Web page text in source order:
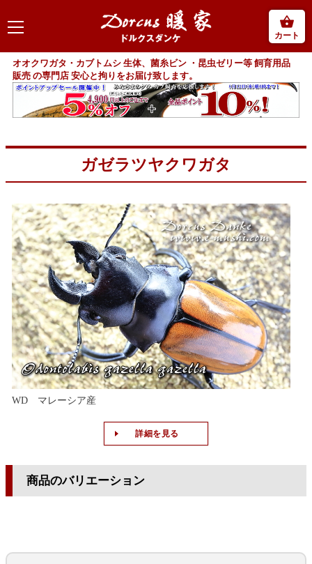
カート
オオクワガタ・カブトムシ 生体、菌糸ビン ・昆虫ゼリー等 飼育用品
販売 の専門店 安心と拘りをお届け致します。
ガゼラツヤクワガタ
WD マレーシア産
詳細を見る
商品のバリエーション